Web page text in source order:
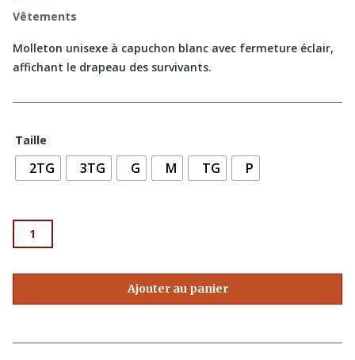
Vêtements
Molleton unisexe à capuchon blanc avec fermeture éclair,
affichant le drapeau des survivants.
Taille
2TG 3TG G M TG P
quantité de Molleton unisexe à capuchon blanc avec
Ajouter au panier